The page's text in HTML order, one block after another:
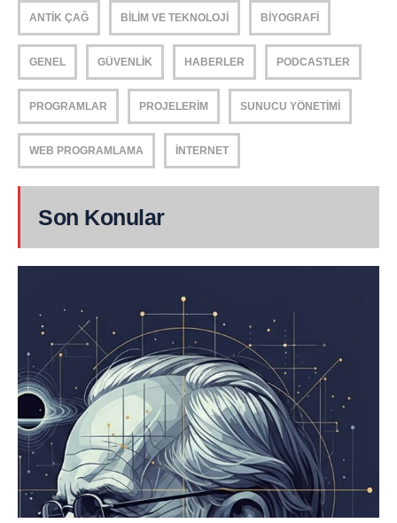
ANTIK ÇAĞ BILIM VE TEKNOLOJI BIYOGRAFI
GENEL GÜVENLIK HABERLER PODCASTLER
PROGRAMLAR PROJELERIM SUNUCU YÖNETIMI
WEB PROGRAMLAMA İNTERNET
Son Konular